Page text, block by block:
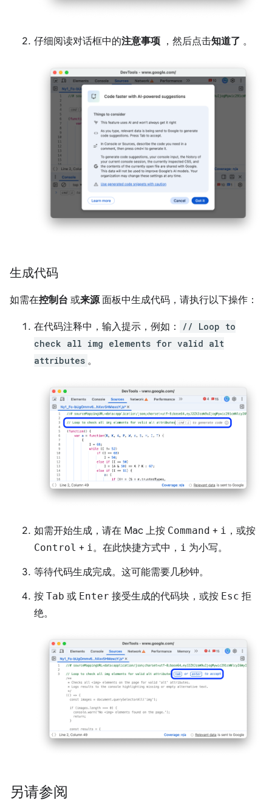
仔细阅读对话框中的注意事项 ，然后点击知道了 。
生成代码
如需在控制台 或来源面板中生成代码，请执行以下操作：
在代码注释中，输入提示，例如：
// Loop to
check all img elements for valid alt
attributes 。
如需开始生成，请在 Mac 上按 Command + i ，或按
Control + i 。在此快捷方式中， i 为小写。
等待代码生成完成。这可能需要几秒钟。
按 Tab 或 Enter 接受生成的代码块，或按 Esc 拒
绝。
另请参阅